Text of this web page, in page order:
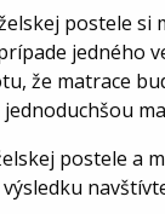
postele si
jedného
že matrace
postele a